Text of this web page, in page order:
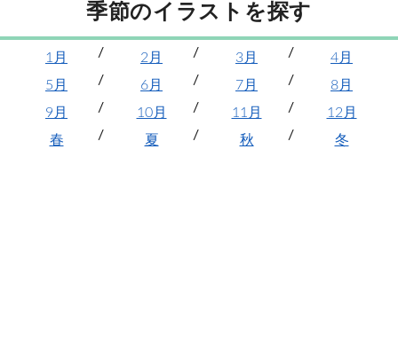
季節のイラストを探す
1月 2月 3月
4月
5月
6月 7月
8月
9月
10月 11月
12月
春
夏 秋 冬